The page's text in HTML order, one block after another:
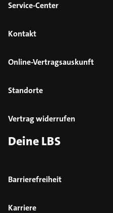
Service-Center
Kontakt
Online-Vertragsauskunft
Standorte
Vertrag widerrufen
Deine LBS
Barrierefreiheit
Karriere